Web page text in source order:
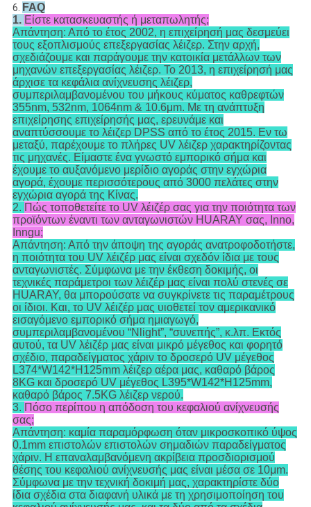
6.
FAQ
1. Είστε κατασκευαστής ή μεταπωλητής;
Απάντηση: Από το έτος 2002, η επιχείρησή μας δεσμεύει
τους εξοπλισμούς επεξεργασίας λέιζερ. Στην αρχή,
σχεδιάζουμε και παράγουμε την κατοικία μετάλλων των
μηχανών επεξεργασίας λέιζερ. Το 2013, η επιχείρησή μας
άρχισε τα κεφάλια ανίχνευσης λέιζερ,
συμπεριλαμβανομένου του μήκους κύματος καθρεφτών
355nm, 532nm, 1064nm & 10.6μm. Με τη ανάπτυξη
επιχείρησης επιχείρησής μας, ερευνάμε και
αναπτύσσουμε το λέιζερ DPSS από το έτος 2015. Εν τω
μεταξύ, παρέχουμε το πλήρες UV λέιζερ χαρακτηρίζοντας
τις μηχανές. Είμαστε ένα γνωστό εμπορικό σήμα και
έχουμε το αυξανόμενο μερίδιο αγοράς στην εγχώρια
αγορά, έχουμε περισσότερους από 3000 πελάτες στην
εγχώρια αγορά της Κίνας.
2. Πώς τοποθετείτε το UV λέιζέρ σας για την ποιότητα των
προϊόντων έναντι των ανταγωνιστών HUARAY σας, Inno,
Inngu;
Απάντηση: Από την άποψη της αγοράς ανατροφοδοτήστε,
η ποιότητα του UV λέιζέρ μας είναι σχεδόν ίδια με τους
ανταγωνιστές. Σύμφωνα με την έκθεση δοκιμής, οι
τεχνικές παράμετροι των λέιζέρ μας είναι πολύ στενές σε
HUARAY, θα μπορούσατε να συγκρίνετε τις παραμέτρους
οι ίδιοι. Και, το UV λέιζέρ μας υιοθετεί τον αμερικανικό
εισαγόμενο εμπορικό σήμα ημιαγωγό,
συμπεριλαμβανομένου “Nlight”, “συνεπής”, κ.λπ. Εκτός
αυτού, τα UV λέιζέρ μας είναι μικρό μέγεθος και φορητό
σχέδιο, παραδείγματος χάριν το δροσερό UV μέγεθος
L374*W142*H125mm λέιζερ αέρα μας, καθαρό βάρος
8KG και δροσερό UV μέγεθος L395*W142*H125mm,
καθαρό βάρος 7.5KG λέιζερ νερού.
3. Πόσο περίπου η απόδοση του κεφαλιού ανίχνευσής
σας;
Απάντηση: καμία παραμόρφωση όταν μικροσκοπικό ύψος
0.1mm επιστολών επιστολών σημαδιών παραδείγματος
χάριν. Η επαναλαμβανόμενη ακρίβεια προσδιορισμού
θέσης του κεφαλιού ανίχνευσής μας είναι μέσα σε 10μm.
Σύμφωνα με την τεχνική δοκιμή μας, χαρακτηρίστε δύο
ίδια σχέδια στα διαφανή υλικά με τη χρησιμοποίηση του